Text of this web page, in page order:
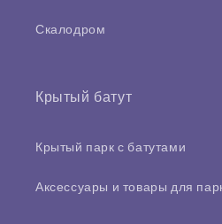
Скалодром
Крытый батут
Крытый парк с батутами
Аксессуары и товары для